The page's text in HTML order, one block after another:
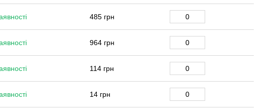
485 грн
964 грн
114 грн
14 грн